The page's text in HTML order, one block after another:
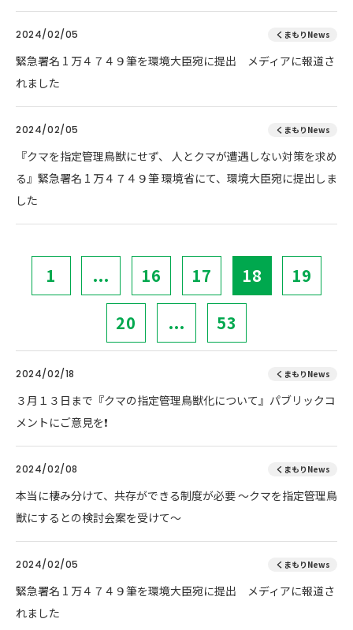
2024/02/05 くまもりNews
緊急署名 1 万４７４９筆を環境大臣宛に提出 メディアに報道さ
れました
2024/02/05 くまもりNews
『クマを指定管理鳥獣にせず、 人とクマが遭遇しない対策を求め
る』緊急署名 1 万４７４９筆 環境省にて、環境大臣宛に提出しま
した
1 ... 16 17 18 19
20 ... 53
2024/02/18 くまもりNews
３月１３日まで『クマの指定管理鳥獣化について』パブリックコ
メントにご意見を❗
2024/02/08 くまもりNews
本当に棲み分けて、共存ができる制度が必要 ～クマを指定管理鳥
獣にするとの検討会案を受けて～
2024/02/05 くまもりNews
緊急署名 1 万４７４９筆を環境大臣宛に提出 メディアに報道さ
れました